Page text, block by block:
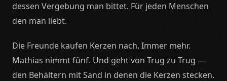
dessen Vergebung man bittet. Für jeden Menschen
den man liebt.
Die Freunde kaufen Kerzen nach. Immer mehr.
Mathias nimmt fünf. Und geht von Trug zu Trug —
den Behältern mit Sand in denen die Kerzen stecken.